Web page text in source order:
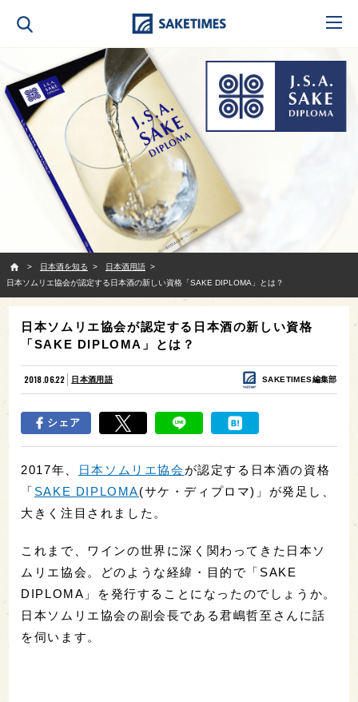
日本酒を知る
日本酒用語
日本ソムリエ協会が認定する日本酒の新しい資格「SAKE DIPLOMA」とは？
日本ソムリエ協会が認定する日本酒の新しい資格
「SAKE DIPLOMA」とは？
2018.06.22 日本酒用語 SAKETIMES編集部
シェア
2017年、 日本ソムリエ協会 が認定する日本酒の資格
「 SAKE DIPLOMA(サケ・ディプロマ)」が発足し、
大きく注目されました。
これまで、ワインの世界に深く関わってきた日本ソ
ムリエ協会。どのような経緯・目的で「SAKE
DIPLOMA」を発行することになったのでしょうか。
日本ソムリエ協会の副会長である君嶋哲至さんに話
を伺います。